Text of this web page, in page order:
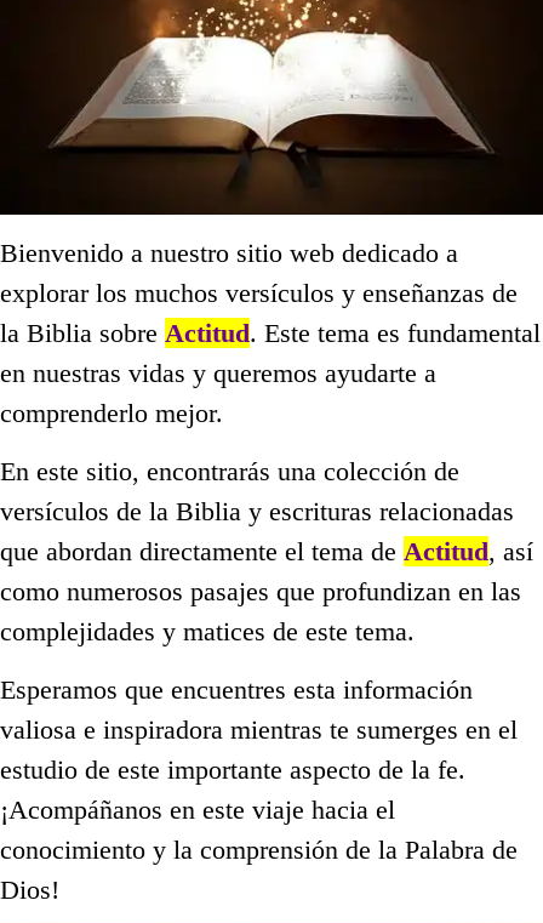
Bienvenido a nuestro sitio web dedicado a
explorar los muchos versículos y enseñanzas de
la Biblia sobre Actitud. Este tema es fundamental
en nuestras vidas y queremos ayudarte a
comprenderlo mejor.
En este sitio, encontrarás una colección de
versículos de la Biblia y escrituras relacionadas
que abordan directamente el tema de Actitud, así
como numerosos pasajes que profundizan en las
complejidades y matices de este tema.
Esperamos que encuentres esta información
valiosa e inspiradora mientras te sumerges en el
estudio de este importante aspecto de la fe.
¡Acompáñanos en este viaje hacia el
conocimiento y la comprensión de la Palabra de
Dios!